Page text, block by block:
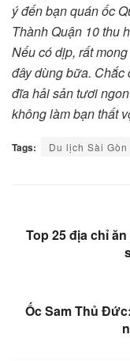
ý đến bạn quán ốc
Thành Quận 10 thu
Nếu có dịp, rất
đây dùng bữa.
đĩa hải sản tươi
không làm bạn thất
Tags: Du lịch Sài Gòn
Top 25 địa chỉ
Ốc Sam Thủ